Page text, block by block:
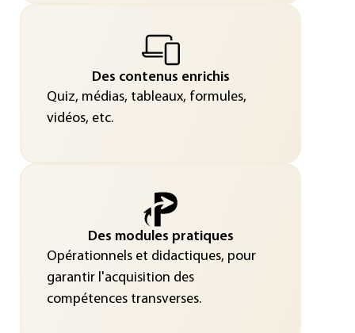
Des contenus enrichis
Quiz, médias, tableaux, formules,
vidéos, etc.
Des modules pratiques
Opérationnels et didactiques, pour
garantir l'acquisition des
compétences transverses.